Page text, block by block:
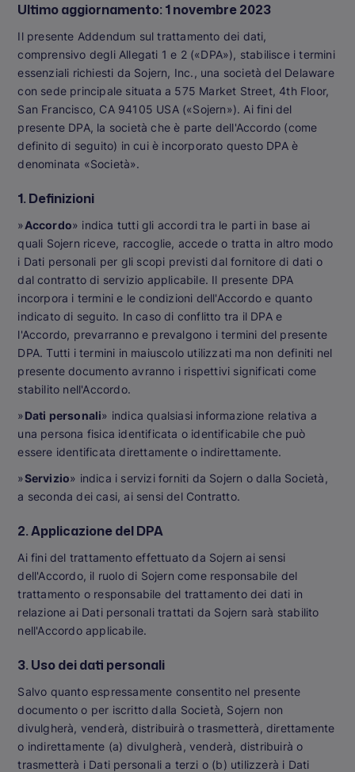
Ultimo aggiornamento: 1 novembre 2023
Il presente Addendum sul trattamento dei dati,
comprensivo degli Allegati 1 e 2 («DPA»), stabilisce i termini
essenziali richiesti da Sojern, Inc., una società del Delaware
con sede principale situata a 575 Market Street, 4th Floor,
San Francisco, CA 94105 USA («Sojern»). Ai fini del
presente DPA, la società che è parte dell'Accordo (come
definito di seguito) in cui è incorporato questo DPA è
denominata «Società».
1. Definizioni
»Accordo» indica tutti gli accordi tra le parti in base ai
quali Sojern riceve, raccoglie, accede o tratta in altro modo
i Dati personali per gli scopi previsti dal fornitore di dati o
dal contratto di servizio applicabile. Il presente DPA
incorpora i termini e le condizioni dell'Accordo e quanto
indicato di seguito. In caso di conflitto tra il DPA e
l'Accordo, prevarranno e prevalgono i termini del presente
DPA. Tutti i termini in maiuscolo utilizzati ma non definiti nel
presente documento avranno i rispettivi significati come
stabilito nell'Accordo.
»Dati personali» indica qualsiasi informazione relativa a
una persona fisica identificata o identificabile che può
essere identificata direttamente o indirettamente.
»Servizio» indica i servizi forniti da Sojern o dalla Società,
a seconda dei casi, ai sensi del Contratto.
2. Applicazione del DPA
Ai fini del trattamento effettuato da Sojern ai sensi
dell'Accordo, il ruolo di Sojern come responsabile del
trattamento o responsabile del trattamento dei dati in
relazione ai Dati personali trattati da Sojern sarà stabilito
nell'Accordo applicabile.
3. Uso dei dati personali
Salvo quanto espressamente consentito nel presente
documento o per iscritto dalla Società, Sojern non
divulgherà, venderà, distribuirà o trasmetterà, direttamente
o indirettamente (a) divulgherà, venderà, distribuirà o
trasmetterà i Dati personali a terzi o (b) utilizzerà i Dati